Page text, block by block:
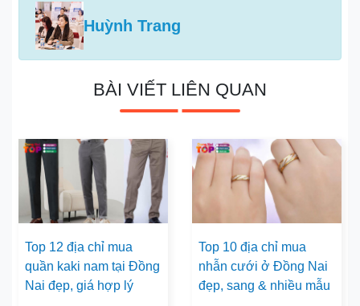
Huỳnh Trang
BÀI VIẾT LIÊN QUAN
Top 12 địa chỉ mua
quần kaki nam tại Đồng
Nai đẹp, giá hợp lý
Top 10 địa chỉ mua
nhẫn cưới ở Đồng Nai
đẹp, sang & nhiều mẫu